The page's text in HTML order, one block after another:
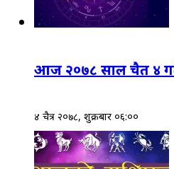
आज २०७८ साल चैत ४
४ चैत्र २०७८, शुक्रबार ०६:००